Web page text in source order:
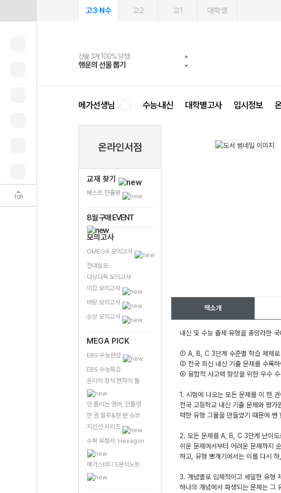
TOP
고3·N수 고2 고1 대학생
선물 3개 100% 당첨!
행운의 선물 뽑기
선물 100% 증정!
메가스터디 X 올리브
여름방학 스터디 캐시백
메가런 썸머스쿨
2027 러셀 단과
강사 공개선발
스마트러닝앱
설문 EVENT
메가패스
3일 무료 체험권
메가패스 수강생 무료혜택!
메가클럽 멤버십
사회공헌 캠페인
희망이룸 메가나눔
메가선생님 수능·내신 대학별고사 입시정보
온라인서점
교재 찾기
베스트 한줄평
8월 구매 EVENT
모의고사
OMEGA 모의고사
전대실모
다상다독 모의고사
이감 모의고사
바탕 모의고사
상상 모의고사
MEGA PICK
EBS 수능완성
EBS 수능특강
윤리의 정석 현자의 돌
안 틀리는 영어, 안틀영
한 권 질주&한 판 승부
지인선 시리즈
수학 유형서, Hexagon
메가스터디 E분석노트
책소개
내신 및 수능 출제 유형을 총망라한
① A, B, C 3단계 수준별 학습 체제로
② 전국 최신 내신 기출 문제를 수록
③ 융합적 사고력 향상을 위한 우수
1. 시험에 나오는 모든 문제를 이 한 권
전국 고등학교 내신 기출 문제와 평가
력한 유형 그물을 만들었기 때문에
2. 모든 문제를 A, B, C 3단계 난이도
쉬운 문제에서부터 어려운 문제까지
하고, 유형 뽀개기에서는 이를 다시
3. 개념별로 입체적이고 세밀한 유형
하나의 개념에서 파생되는 문제는 그